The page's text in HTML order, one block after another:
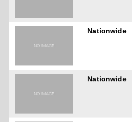
Nationwide
Nationwide